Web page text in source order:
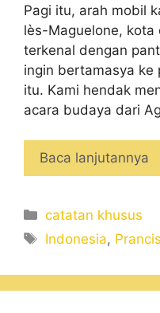
Pagi itu, arah mobil
lès-Maguelone, kota
terkenal dengan
ingin bertamasya ke
itu. Kami hendak
acara budaya dari
Baca lanjutannya
Categories
catatan khusus
Tags
Indonesia, Prancis